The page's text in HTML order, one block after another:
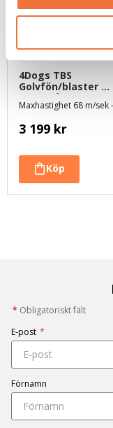
4Dogs TBS
Golvfön/blaster
mörkblå - slang
medföljer
3 199 kr
* Obligatoriskt fält
E-post *
Förnamn